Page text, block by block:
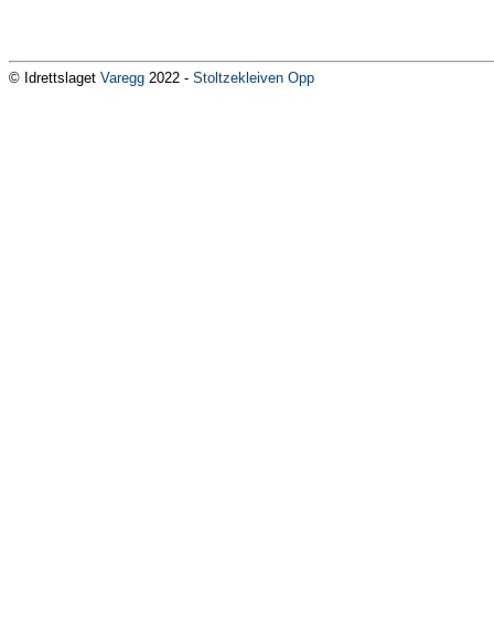
© Idrettslaget Varegg 2022 - Stoltzekleiven Opp